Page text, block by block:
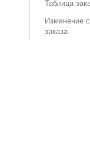
Таблица
Изменение
заказа